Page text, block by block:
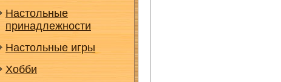
Настольные
принадлежности
Настольные игры
Хобби